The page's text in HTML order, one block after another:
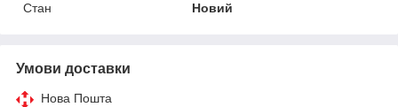
Стан
Новий
Умови доставки
Нова Пошта